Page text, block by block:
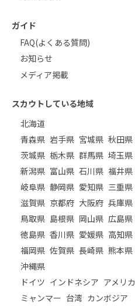
ガイド
FAQ(よくある質問)
お知らせ
メディア掲載
スカウトしている地域
北海道
青森県 岩手県 宮城県 秋田県
茨城県 栃木県 群馬県 埼玉県
新潟県 富山県 石川県 福井県
岐阜県 静岡県 愛知県 三重県
滋賀県 京都府 大阪府 兵庫県
鳥取県 島根県 岡山県 広島県
徳島県 香川県 愛媛県 高知県
福岡県 佐賀県 長崎県 熊本県
沖縄県
ドイツ インドネシア アメリカ
ミャンマー 台湾 カンボジア